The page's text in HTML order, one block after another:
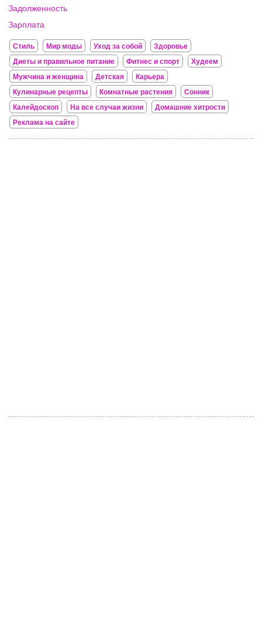
Задолженность
Зарплата
Стиль Мир моды Уход за собой
Здоровье
Диеты и правильное питание
Фитнес и спорт
Худеем
Мужчина и женщина
Детская
Карьера
Кулинарные рецепты
Комнатные растения
Сонник
Калейдоскоп
На все случаи жизни
Домашние хитрости
Реклама на сайте